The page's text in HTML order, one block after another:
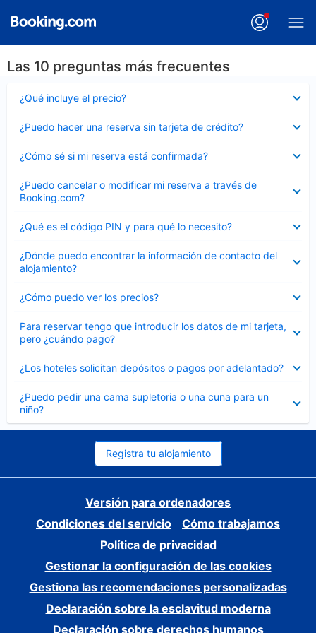
Las 10 preguntas más frecuentes
¿Qué incluye el precio?
cerrado
¿Puedo hacer una reserva sin tarjeta de crédito?
cerrado
¿Cómo sé si mi reserva está confirmada?
cerrado
¿Puedo cancelar o modificar mi reserva a través de
Booking.com?
cerrado
¿Qué es el código PIN y para qué lo necesito?
cerrado
¿Dónde puedo encontrar la información de contacto del
alojamiento?
cerrado
¿Cómo puedo ver los precios?
cerrado
Para reservar tengo que introducir los datos de mi tarjeta,
pero ¿cuándo pago?
cerrado
¿Los hoteles solicitan depósitos o pagos por adelantado?
cerrado
¿Puedo pedir una cama supletoria o una cuna para un
niño?
cerrado
Registra tu alojamiento
Versión para ordenadores
Condiciones del servicio
Cómo trabajamos
Política de privacidad
Gestionar la configuración de las cookies
Gestiona las recomendaciones personalizadas
Declaración sobre la esclavitud moderna
Declaración sobre derechos humanos